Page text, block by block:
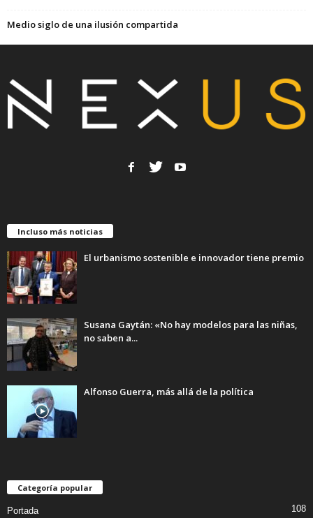
Medio siglo de una ilusión compartida
Incluso más noticias
El urbanismo sostenible e innovador tiene premio
Susana Gaytán: «No hay modelos para las niñas,
no saben a...
Alfonso Guerra, más allá de la política
Categoría popular
Portada 108